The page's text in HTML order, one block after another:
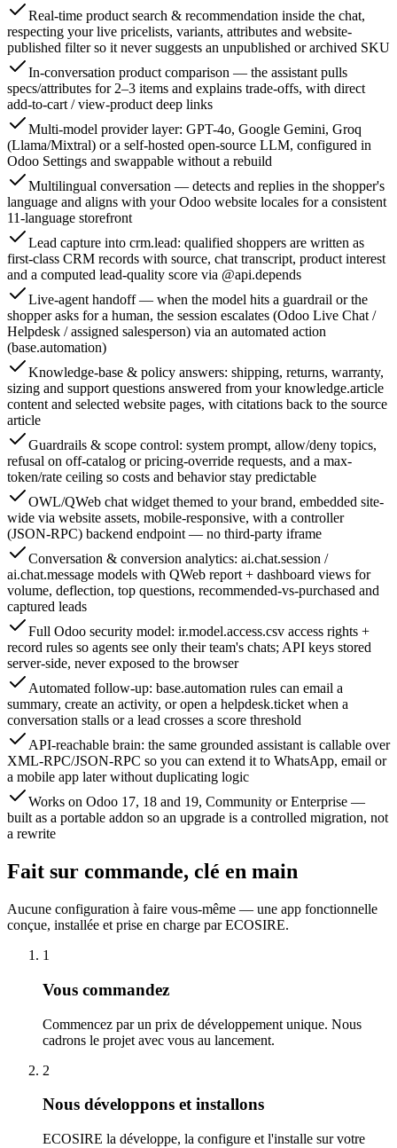
Real-time product search & recommendation inside the chat,
respecting your live pricelists, variants, attributes and website-
published filter so it never suggests an unpublished or archived SKU
In-conversation product comparison — the assistant pulls
specs/attributes for 2–3 items and explains trade-offs, with direct
add-to-cart / view-product deep links
Multi-model provider layer: GPT-4o, Google Gemini, Groq
(Llama/Mixtral) or a self-hosted open-source LLM, configured in
Odoo Settings and swappable without a rebuild
Multilingual conversation — detects and replies in the shopper's
language and aligns with your Odoo website locales for a consistent
11-language storefront
Lead capture into crm.lead: qualified shoppers are written as
first-class CRM records with source, chat transcript, product interest
and a computed lead-quality score via @api.depends
Live-agent handoff — when the model hits a guardrail or the
shopper asks for a human, the session escalates (Odoo Live Chat /
Helpdesk / assigned salesperson) via an automated action
(base.automation)
Knowledge-base & policy answers: shipping, returns, warranty,
sizing and support questions answered from your knowledge.article
content and selected website pages, with citations back to the source
article
Guardrails & scope control: system prompt, allow/deny topics,
refusal on off-catalog or pricing-override requests, and a max-
token/rate ceiling so costs and behavior stay predictable
OWL/QWeb chat widget themed to your brand, embedded site-
wide via website assets, mobile-responsive, with a controller
(JSON-RPC) backend endpoint — no third-party iframe
Conversation & conversion analytics: ai.chat.session /
ai.chat.message models with QWeb report + dashboard views for
volume, deflection, top questions, recommended-vs-purchased and
captured leads
Full Odoo security model: ir.model.access.csv access rights +
record rules so agents see only their team's chats; API keys stored
server-side, never exposed to the browser
Automated follow-up: base.automation rules can email a
summary, create an activity, or open a helpdesk.ticket when a
conversation stalls or a lead crosses a score threshold
API-reachable brain: the same grounded assistant is callable over
XML-RPC/JSON-RPC so you can extend it to WhatsApp, email or
a mobile app later without duplicating logic
Works on Odoo 17, 18 and 19, Community or Enterprise —
built as a portable addon so an upgrade is a controlled migration, not
a rewrite
Fait sur commande, clé en main
Aucune configuration à faire vous-même — une app fonctionnelle
conçue, installée et prise en charge par ECOSIRE.
1
Vous commandez
Commencez par un prix de développement unique. Nous
cadrons le projet avec vous au lancement.
2
Nous développons et installons
ECOSIRE la développe, la configure et l'installe sur votre